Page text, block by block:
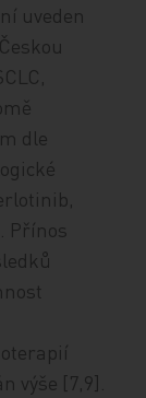
uveden
dle
Přínos
výše [7,9].